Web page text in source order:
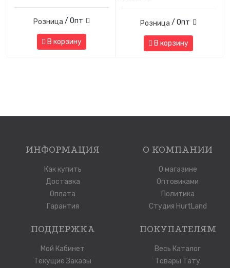
Розница / Опт
В корзину
Розница / Опт
В корзину
ИНФОРМАЦИЯ
Как купить
Доставка
Оплата
Гарантия
О КОМПАНИИ
О магазине
Оптовиками
Политика
Студия HurtLand
ПОДДЕРЖКА
Мой Кабинет
Текущие Заказы
ПОКУПАТЕЛЯМ
Весь Каталог
Товары Тату